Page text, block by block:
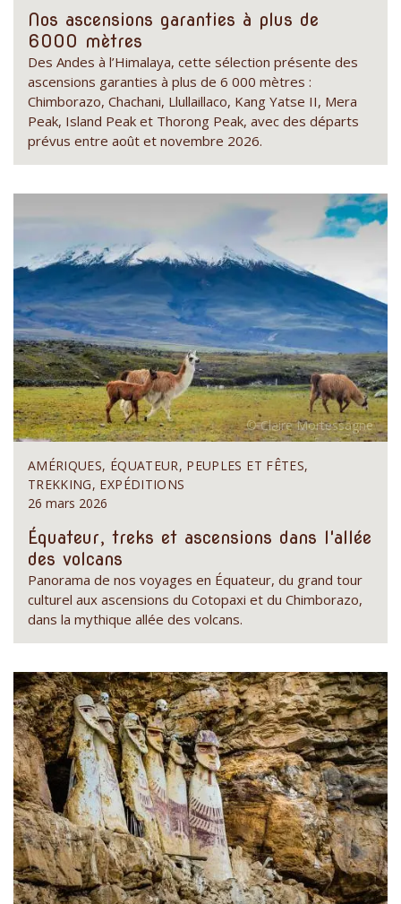
Nos ascensions garanties à plus de
6000 mètres
Des Andes à l’Himalaya, cette sélection présente des
ascensions garanties à plus de 6 000 mètres :
Chimborazo, Chachani, Llullaillaco, Kang Yatse II, Mera
Peak, Island Peak et Thorong Peak, avec des départs
prévus entre août et novembre 2026.
AMÉRIQUES, ÉQUATEUR, PEUPLES ET FÊTES,
TREKKING, EXPÉDITIONS
26 mars 2026
Équateur, treks et ascensions dans l'allée
des volcans
Panorama de nos voyages en Équateur, du grand tour
culturel aux ascensions du Cotopaxi et du Chimborazo,
dans la mythique allée des volcans.